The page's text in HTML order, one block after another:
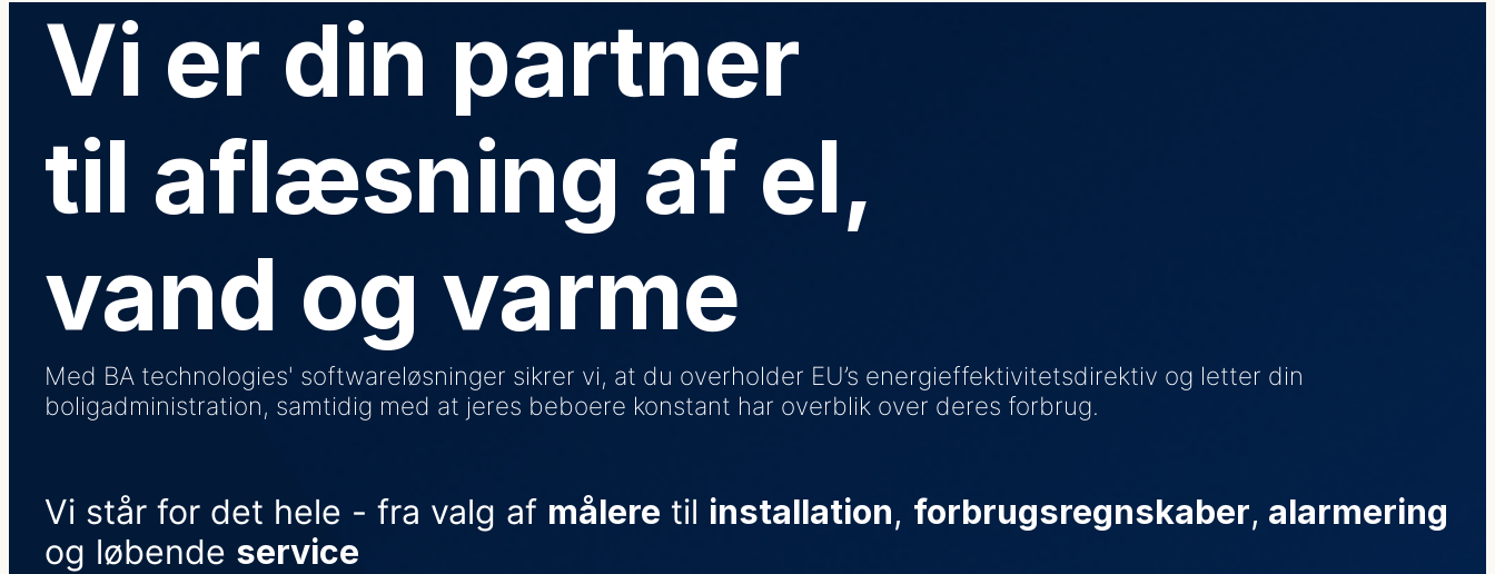
Vi er din partner
til aflæsning af el,
vand og varme
Med BA technologies' softwareløsninger sikrer vi, at du overholder EU’s energieffektivitetsdirektiv og letter din
boligadministration, samtidig med at jeres beboere konstant har overblik over deres forbrug.
Vi står for det hele - fra valg af målere til installation, forbrugsregnskaber, alarmering
og løbende service